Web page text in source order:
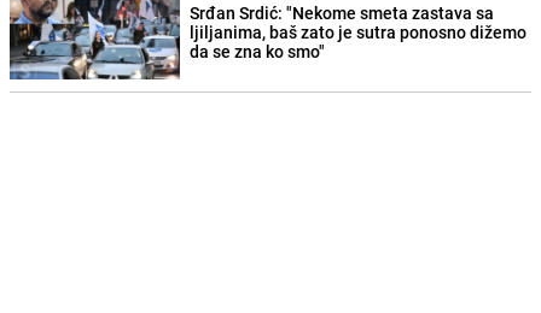
Srđan Srdić: "Nekome smeta zastava sa
ljiljanima, baš zato je sutra ponosno dižemo
da se zna ko smo"